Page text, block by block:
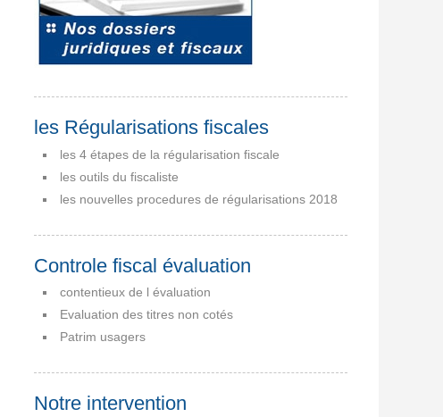
les Régularisations fiscales
les 4 étapes de la régularisation fiscale
les outils du fiscaliste
les nouvelles procedures de régularisations 2018
Controle fiscal évaluation
contentieux de l évaluation
Evaluation des titres non cotés
Patrim usagers
Notre intervention